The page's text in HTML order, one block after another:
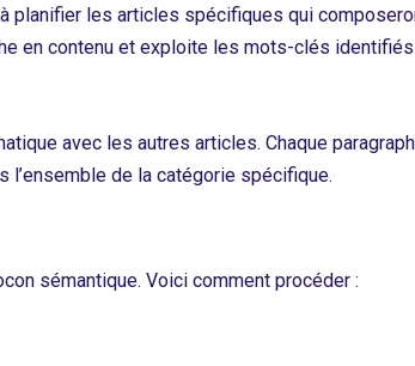
planifier les articles spécifiques qui
en contenu et exploite les mots-clés identifiés
avec les autres articles. Chaque
l’ensemble de la catégorie spécifique.
sémantique. Voici comment procéder :